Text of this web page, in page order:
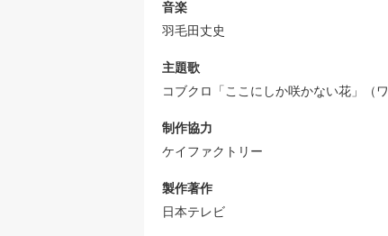
音楽
羽毛田丈史
主題歌
コブクロ「ここにしか咲かない花」（
制作協力
ケイファクトリー
製作著作
日本テレビ